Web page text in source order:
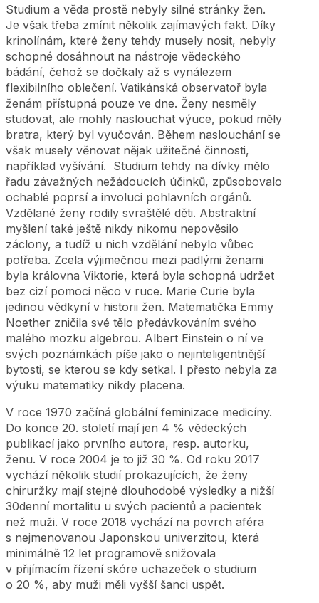
Studium a věda prostě nebyly silné stránky žen.
Je však třeba zmínit několik zajímavých fakt. Díky
krinolínám, které ženy tehdy musely nosit, nebyly
schopné dosáhnout na nástroje vědeckého
bádání, čehož se dočkaly až s vynálezem
flexibilního oblečení. Vatikánská observatoř byla
ženám přístupná pouze ve dne. Ženy nesměly
studovat, ale mohly naslouchat výuce, pokud měly
bratra, který byl vyučován. Během naslouchání se
však musely věnovat nějak užitečné činnosti,
například vyšívání. Studium tehdy na dívky mělo
řadu závažných nežádoucích účinků, způsobovalo
ochablé poprsí a involuci pohlavních orgánů.
Vzdělané ženy rodily svraštělé děti. Abstraktní
myšlení také ještě nikdy nikomu nepověsilo
záclony, a tudíž u nich vzdělání nebylo vůbec
potřeba. Zcela výjimečnou mezi padlými ženami
byla královna Viktorie, která byla schopná udržet
bez cizí pomoci něco v ruce. Marie Curie byla
jedinou vědkyní v historii žen. Matematička Emmy
Noether zničila své tělo předávkováním svého
malého mozku algebrou. Albert Einstein o ní ve
svých poznámkách píše jako o nejinteligentnější
bytosti, se kterou se kdy setkal. I přesto nebyla za
výuku matematiky nikdy placena.
V roce 1970 začíná globální feminizace medicíny.
Do konce 20. století mají jen 4 % vědeckých
publikací jako prvního autora, resp. autorku,
ženu. V roce 2004 je to již 30 %. Od roku 2017
vychází několik studií prokazujících, že ženy
chiruržky mají stejné dlouhodobé výsledky a nižší
30denní mortalitu u svých pacientů a pacientek
než muži. V roce 2018 vychází na povrch aféra
s nejmenovanou Japonskou univerzitou, která
minimálně 12 let programově snižovala
v přijímacím řízení skóre uchazeček o studium
o 20 %, aby muži měli vyšší šanci uspět.